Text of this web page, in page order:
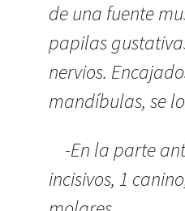
de una fuente
papilas
nervios.
mandíbulas, se
-En la parte
incisivos, 1